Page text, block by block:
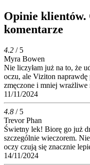
Opinie
komentarze
4.2 / 5
Myra Bowen
Nie liczyłam już na to, że
oczu, ale Viziton naprawdę
zmęczone i mniej wrażliwe
11/11/2024
4.8 / 5
Trevor Phan
Świetny lek! Biorę go już
szczególnie wieczorem.
oczy czują się znacznie
14/11/2024